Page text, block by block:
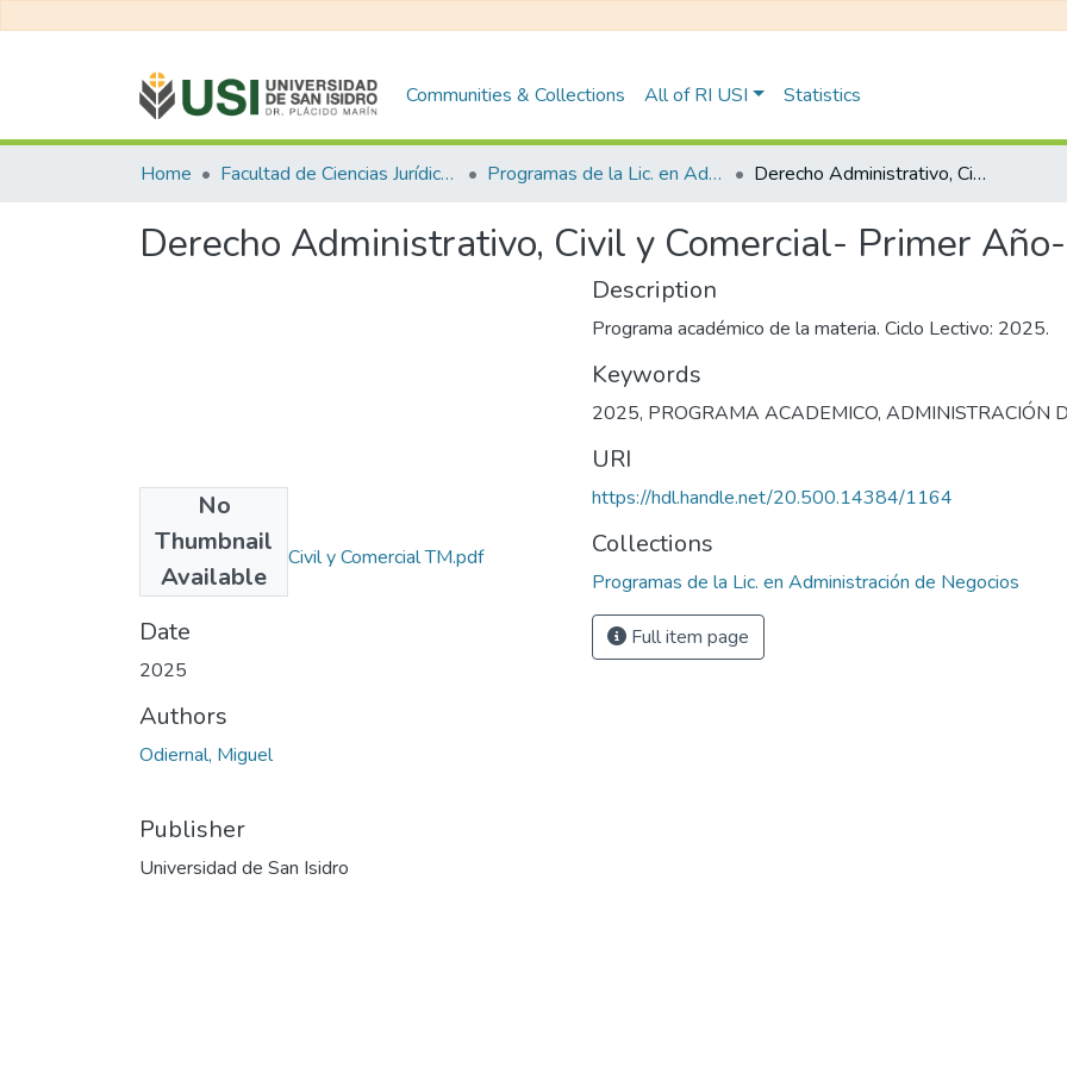
Communities & Collections All of RI USI Statistics
Home Facultad de Ciencias Jurídicas y de la Administración Programas de la Lic. en Administración de Negocios Derecho Administrativo, Civil y Comercial- Primer Año- Turno Mañana
Derecho Administrativo, Civil y Comercial- Primer
No
Thumbnail
Available
Derecho Adm., Civil y Comercial TM.pdf
(191.04 KB)
Date
2025
Authors
Odiernal, Miguel
Publisher
Universidad de San Isidro
Description
Programa académico de la materia. Ciclo Lectivo: 2025.
Keywords
2025, PROGRAMA ACADEMICO, ADMINISTRACIÓN
URI
https://hdl.handle.net/20.500.14384/1164
Collections
Programas de la Lic. en Administración de Negocios
Full item page